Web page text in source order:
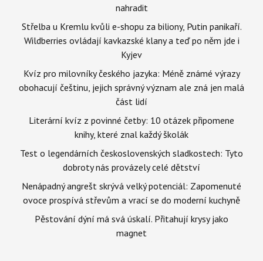
nahradit
Střelba u Kremlu kvůli e-shopu za biliony, Putin panikaří.
Wildberries ovládají kavkazské klany a teď po něm jde i
Kyjev
Kvíz pro milovníky českého jazyka: Méně známé výrazy
obohacují češtinu, jejich správný význam ale zná jen malá
část lidí
Literární kvíz z povinné četby: 10 otázek připomene
knihy, které znal každý školák
Test o legendárních československých sladkostech: Tyto
dobroty nás provázely celé dětství
Nenápadný angrešt skrývá velký potenciál: Zapomenuté
ovoce prospívá střevům a vrací se do moderní kuchyně
Pěstování dýní má svá úskalí. Přitahují krysy jako
magnet